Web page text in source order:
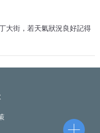
大街，若天氣狀況良好記得